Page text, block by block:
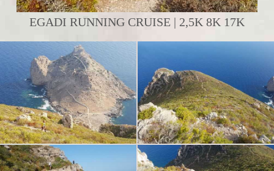
EGADI RUNNING CRUISE | 2,5K 8K 17K